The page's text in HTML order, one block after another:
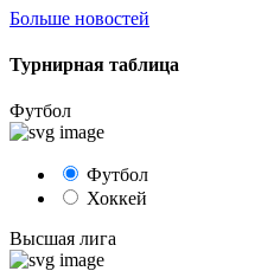
Больше новостей
Турнирная таблица
Футбол
Футбол
Хоккей
Высшая лига